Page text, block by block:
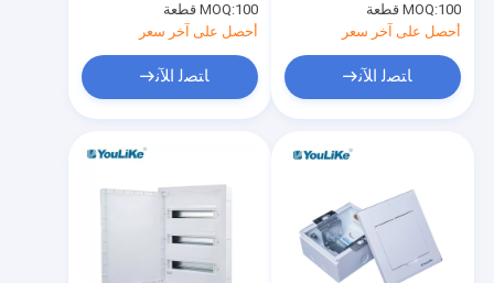
MOQ:100 قطعة
أحصل على آخر سعر
ﺎﺘﺼﻟ ﺍﻶﻧ
MOQ:100 قطعة
أحصل على آخر سعر
ﺎﺘﺼﻟ ﺍﻶﻧ